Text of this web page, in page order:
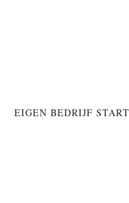
EIGEN BEDRIJF